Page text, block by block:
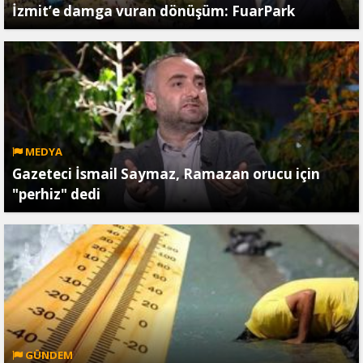
İzmit’e damga vuran dönüşüm: FuarPark
MEDYA
Gazeteci İsmail Saymaz, Ramazan orucu için
"perhiz" dedi
GÜNDEM